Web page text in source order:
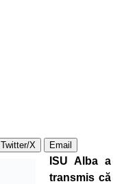
Twitter/X Email
ISU Alba a
transmis că